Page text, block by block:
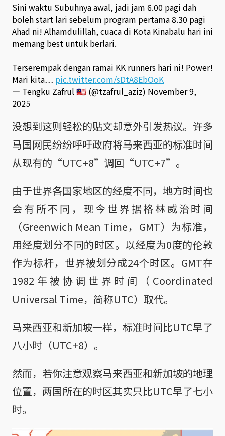
Sini waktu Subuhnya awal, jadi jam 6.00 pagi dah
boleh start lari sebelum program pertama 8.30 pagi
Ahad ni! Alhamdulillah, cuaca di Kota Kinabalu hari ini
memang best untuk berlari.
Terserempak dengan ramai KK runners hari ni! Power!
Mari kita… pic.twitter.com/sDtA8EbOoK
— Tengku Zafrul 🇲🇾 (@tzafrul_aziz) November 9,
2025
没想到这则轻松的贴文却意外引发热议。许多
马国网民纷纷呼吁政府将马来西亚的标准时间
从现有的“UTC+8”调回“UTC+7”。
由于世界各国家地区的经度不同，地方时间也
会有所不同，现今世界据格林威治时间
（Greenwich Mean Time，GMT）为标准，
用经度划分不同的时区。以经度为0度的伦敦
作为标杆，世界被划分成24个时区。GMT在
1982年被协调世界时间（Coordinated
Universal Time，简称UTC）取代。
马来西亚和新加坡一样，标准时间比UTC早了
八小时（UTC+8）。
然而，若你注意观察马来西亚和新加坡的地理
位置，两国所在的时区其实只比UTC早了七小
时。